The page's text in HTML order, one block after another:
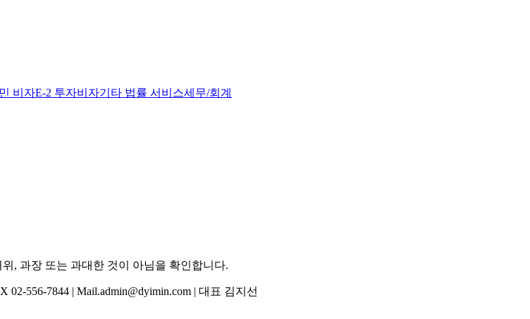
비자E-2 투자비자기타 법률 서비스세무/회계
, 과장 또는 과대한 것이 아님을 확인합니다.
556-7844 | Mail.admin@dyimin.com | 대표 김지선